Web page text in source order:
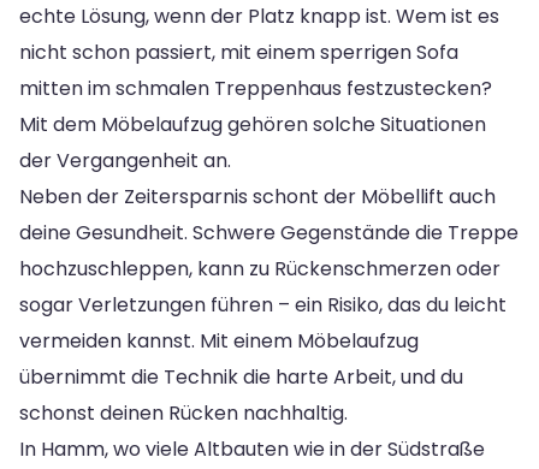
echte Lösung, wenn der Platz knapp ist. Wem ist es
nicht schon passiert, mit einem sperrigen Sofa
mitten im schmalen Treppenhaus festzustecken?
Mit dem Möbelaufzug gehören solche Situationen
der Vergangenheit an.
Neben der Zeitersparnis schont der Möbellift auch
deine Gesundheit. Schwere Gegenstände die Treppe
hochzuschleppen, kann zu Rückenschmerzen oder
sogar Verletzungen führen – ein Risiko, das du leicht
vermeiden kannst. Mit einem Möbelaufzug
übernimmt die Technik die harte Arbeit, und du
schonst deinen Rücken nachhaltig.
In Hamm, wo viele Altbauten wie in der Südstraße